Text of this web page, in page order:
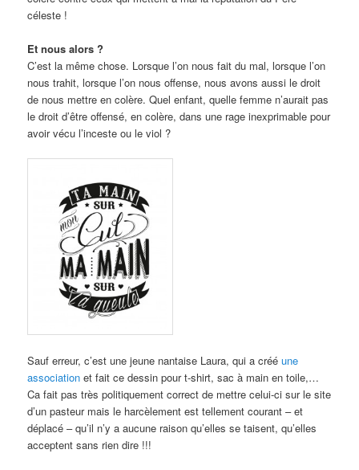
céleste !
Et nous alors ?
C’est la même chose. Lorsque l’on nous fait du mal, lorsque l’on
nous trahit, lorsque l’on nous offense, nous avons aussi le droit
de nous mettre en colère. Quel enfant, quelle femme n’aurait pas
le droit d’être offensé, en colère, dans une rage inexprimable pour
avoir vécu l’inceste ou le viol ?
Sauf erreur, c’est une jeune nantaise Laura, qui a créé une
association et fait ce dessin pour t-shirt, sac à main en toile,…
Ca fait pas très politiquement correct de mettre celui-ci sur le site
d’un pasteur mais le harcèlement est tellement courant – et
déplacé – qu’il n’y a aucune raison qu’elles se taisent, qu’elles
acceptent sans rien dire !!!